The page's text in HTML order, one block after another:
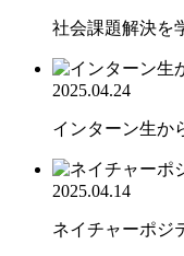
社会課題解決を
2025.04.24
インターン生か
2025.04.14
ネイチャーポジ